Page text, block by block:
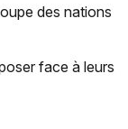
des nations
face à leurs